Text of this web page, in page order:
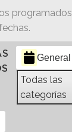
programados
General
Todas las
categorías